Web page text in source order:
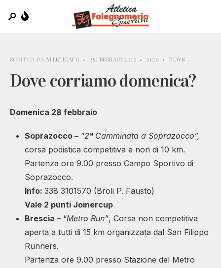
SCRITTO DA ATLETICAFG • 25 FEBBRAIO 2016 • 21:10 • NEWS
Dove corriamo domenica?
Domenica 28 febbraio
Soprazocco – “2ª Camminata a Soprazocco”,
corsa podistica competitiva e non di 10 km.
Partenza ore 9.00 presso Campo Sportivo di
Soprazocco.
Info: 338 3101570 (Broli P. Fausto)
Vale 2 punti Joinercup
Brescia – “Metro Run”, Corsa non competitiva
aperta a tutti di 15 km organizzata dal San Filippo
Runners.
Partenza ore 9.00 presso Stazione del Metro